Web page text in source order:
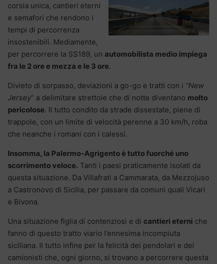
corsia unica, cantieri eterni
e semafori che rendono i
tempi di percorrenza
insostenibili. Mediamente,
per percorrere la SS189, un automobilista medio impiega
fra le 2 ore e mezza e le 3 ore.
Divieto di sorpasso, deviazioni a go-go e tratti con i “New
Jersey” a delimitare strettoie che di notte diventano molto
pericolose. Il tutto condito da strade dissestate, piene di
trappole, con un limite di velocità perenne a 30 km/h, roba
che neanche i romani con i calessi.
Insomma, la Palermo-Agrigento è tutto fuorché uno
scorrimento veloce. Tanti i paesi praticamente isolati da
questa situazione. Da Villafrati a Cammarata, da Mezzojuso
a Castronovo di Sicilia, per passare da comuni quali Vicari
e Bivona.
Una situazione figlia di contenziosi e di cantieri eterni che
fanno di questo tratto viario l’ennesima incompiuta
siciliana. Il tutto infine per la felicità dei pendolari e dei
camionisti che, ogni giorno, si trovano a percorrere questa